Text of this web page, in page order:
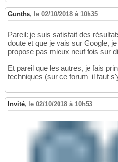
Guntha, le 02/10/2018 à 10h35
Pareil: je suis satisfait des
doute et que je vais sur Google,
propose pas mieux neuf fois sur
Et pareil que les autres, je fais
techniques (sur ce forum, il faut
Invité, le 02/10/2018 à 10h53